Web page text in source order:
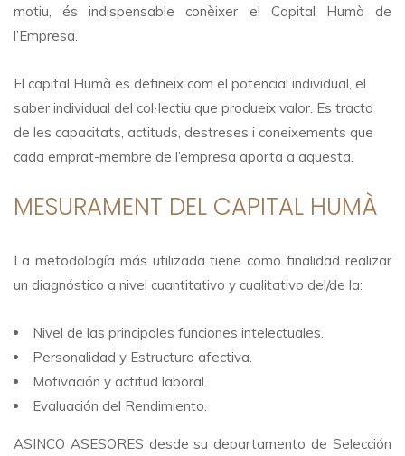
motiu, és indispensable conèixer el Capital Humà de
l’Empresa.
El capital Humà es defineix com el potencial individual, el
saber individual del col·lectiu que produeix valor. Es tracta
de les capacitats, actituds, destreses i coneixements que
cada emprat-membre de l’empresa aporta a aquesta.
MESURAMENT DEL CAPITAL HUMÀ
La metodología más utilizada tiene como finalidad realizar
un diagnóstico a nivel cuantitativo y cualitativo del/de la:
Nivel de las principales funciones intelectuales.
Personalidad y Estructura afectiva.
Motivación y actitud laboral.
Evaluación del Rendimiento.
ASINCO ASESORES desde su departamento de Selección